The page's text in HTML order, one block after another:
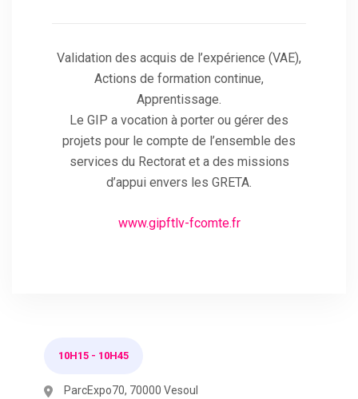
Validation des acquis de l’expérience (VAE),
Actions de formation continue,
Apprentissage.
Le GIP a vocation à porter ou gérer des
projets pour le compte de l’ensemble des
services du Rectorat et a des missions
d’appui envers les GRETA.
www.gipftlv-fcomte.fr
10H15 - 10H45
ParcExpo70, 70000 Vesoul